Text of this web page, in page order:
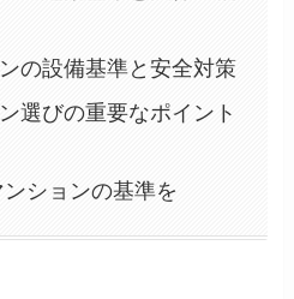
の設備基準と安全対策
選びの重要なポイント
ションの基準を